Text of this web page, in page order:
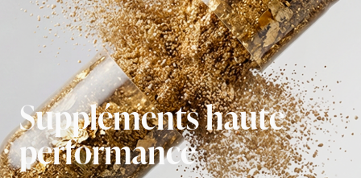
Suppléments haute
performance